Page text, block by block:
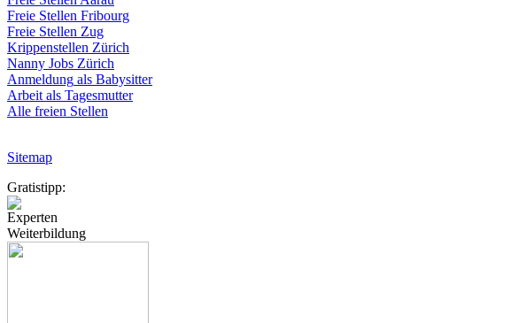
Freie Stellen Fribourg
Freie Stellen Zug
Krippenstellen Zürich
Nanny Jobs Zürich
Anmeldung als Babysitter
Arbeit als Tagesmutter
Alle freien Stellen
Sitemap
Gratistipp:
Experten
Weiterbildung